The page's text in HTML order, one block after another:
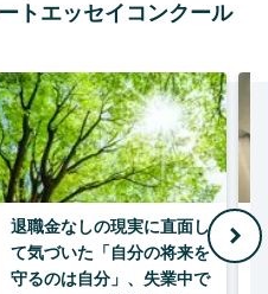
トエッセイコンクール
退職金なしの現実に直面し
て気づいた「自分の将来を
守るのは自分」、失業中で